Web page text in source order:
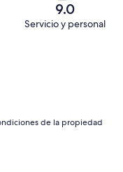
9.0
Servicio y personal
de la propiedad